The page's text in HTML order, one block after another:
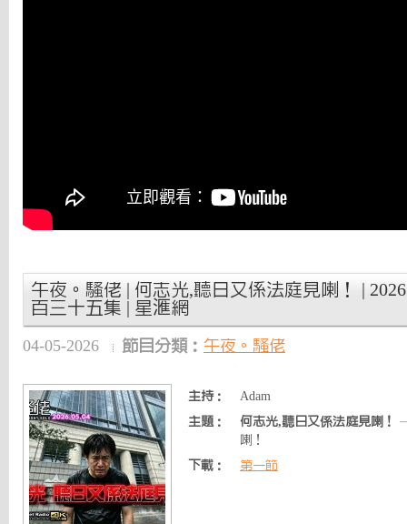
午夜。騷佬 | 何志光,聽日又係法庭見喇！ |
百三十五集 | 星滙網
04-05-2026 節目分類： 午夜。騷佬
主持：
Adam
主題：
何志光,聽日又係法庭見喇！
喇！
下載：
第一節